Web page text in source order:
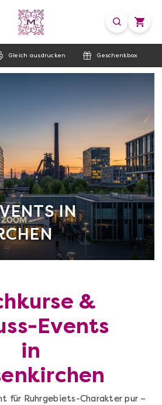
Gleich ausdrucken Geschenkbox
IN
&
Events
in
für Ruhrgebiets-Charakter pur –